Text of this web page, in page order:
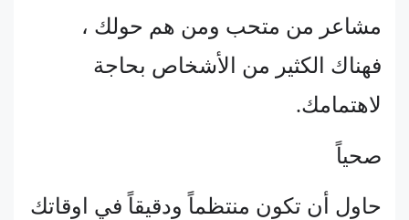
مشاعر من متحب ومن هم حولك ،
فهناك الكثير من الأشخاص بحاجة
لاهتمامك.
صحياً
حاول أن تكون منتظماً ودقيقاً في اوقاتك